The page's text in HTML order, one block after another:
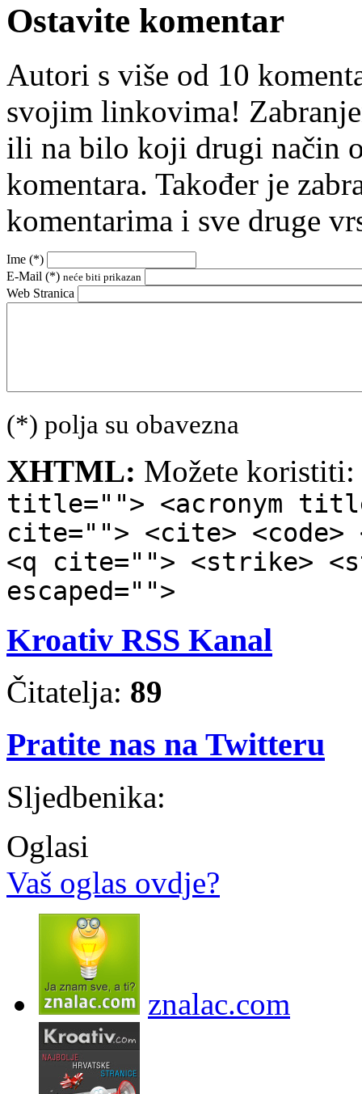
Ostavite komentar
Autori s više od 10
svojim linkovima!
ili na bilo koji drugi način
komentara. Također je
komentarima i sve druge
Ime (*)
E-Mail (*) neće biti prikazan
Web Stranica
(*) polja su obavezna
XHTML: Možete koristiti:
title=""> <acronym
cite=""> <cite> <code>
<q cite=""> <strike>
escaped="">
Kroativ RSS Kanal
Čitatelja: 89
Pratite nas na Twitteru
Sljedbenika:
Oglasi
Vaš oglas ovdje?
znalac.com